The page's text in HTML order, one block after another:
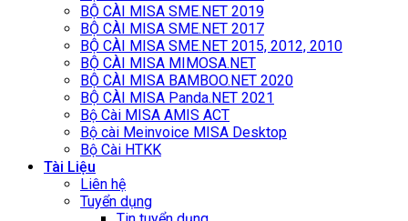
BỘ CÀI MISA SME.NET 2019
BỘ CÀI MISA SME.NET 2017
BỘ CÀI MISA SME.NET 2015, 2012, 2010
BỘ CÀI MISA MIMOSA.NET
BỘ CÀI MISA BAMBOO.NET 2020
BỘ CÀI MISA Panda.NET 2021
Bộ Cài MISA AMIS ACT
Bộ cài Meinvoice MISA Desktop
Bộ Cài HTKK
Tài Liệu
Liên hệ
Tuyển dụng